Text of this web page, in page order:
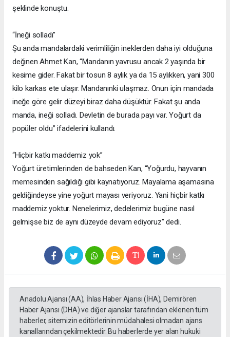
şeklinde konuştu.
“İneği solladı”
Şu anda mandalardaki verimliliğin ineklerden daha iyi olduğuna
değinen Ahmet Kan, “Mandanın yavrusu ancak 2 yaşında bir
kesime gider. Fakat bir tosun 8 aylık ya da 15 aylıkken, yani 300
kilo karkas ete ulaşır. Mandanınki ulaşmaz. Onun için mandada
ineğe göre gelir düzeyi biraz daha düşüktür. Fakat şu anda
manda, ineği solladı. Devletin de burada payı var. Yoğurt da
popüler oldu” ifadelerini kullandı.
“Hiçbir katkı maddemiz yok”
Yoğurt üretimlerinden de bahseden Kan, “Yoğurdu, hayvanın
memesinden sağıldığı gibi kaynatıyoruz. Mayalama aşamasına
geldiğindeyse yine yoğurt mayası veriyoruz. Yani hiçbir katkı
maddemiz yoktur. Nenelerimiz, dedelerimiz bugüne nasıl
gelmişse biz de aynı düzeyde devam ediyoruz” dedi.
Anadolu Ajansı (AA), İhlas Haber Ajansı (İHA), Demirören
Haber Ajansı (DHA) ve diğer ajanslar tarafından eklenen tüm
haberler, sitemizin editörlerinin müdahalesi olmadan ajans
kanallarından çekilmektedir. Bu haberlerde yer alan hukuki